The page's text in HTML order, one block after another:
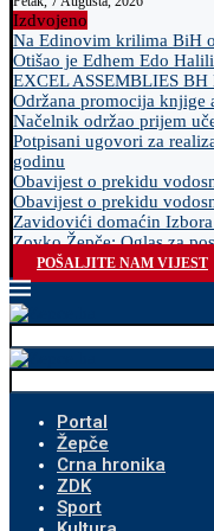
Izdvojeno
Na Edinovim krilima BiH
Otišao je Edhem Edo
EXCEL ASSEMBLIES
Održana promocija
Načelnik održao prijem
Potpisani ugovori za
godinu
Obavijest o prekidu
Obavijest o prekidu
Zavidovići domaćin
Zovko Žepče: Oglas za
POŠALJITE NAM VIJEST
Portal
Žepče
Crna hronika
ZDK
Sport